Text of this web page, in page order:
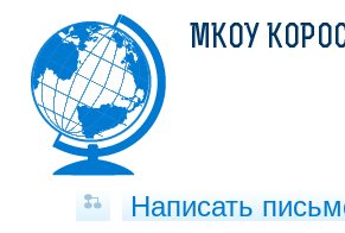
МКОУ
Написать